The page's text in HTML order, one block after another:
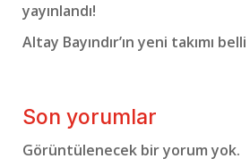
yayınlandı!
Altay Bayındır’ın yeni takımı
Son yorumlar
Görüntülenecek bir yorum yok.